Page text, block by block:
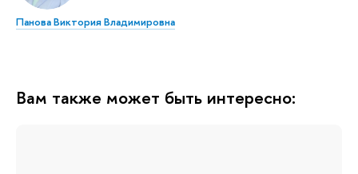
Панова Виктория Владимировна
Вам также может быть интересно: